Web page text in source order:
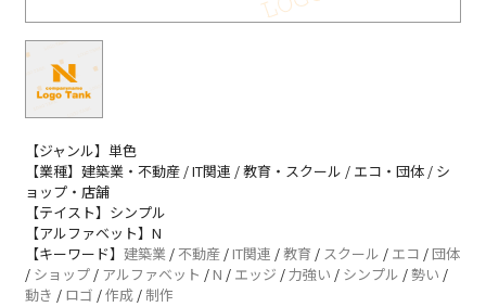
【ジャンル】単色
【業種】建築業・不動産 / IT関連 / 教育・スクール / エコ・団体 / シ
ョップ・店舗
【テイスト】シンプル
【アルファベット】N
【キーワード】 建築業 / 不動産 /IT関連 / 教育 / スクール / エコ /団体
/ ショップ / アルファベット /N / エッジ /力強い / シンプル /勢い /
動き / ロゴ /作成 / 制作